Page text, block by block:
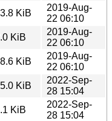
KiB
2019-Aug-
22 06:10
KiB
2019-Aug-
22 06:10
KiB
2019-Aug-
22 06:10
KiB
2022-Sep-
28 15:04
KiB
2022-Sep-
28 15:04